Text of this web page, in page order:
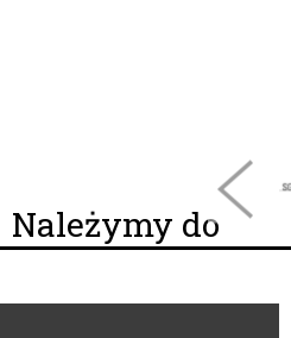
Należymy do